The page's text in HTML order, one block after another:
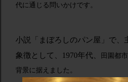
代に通じる問いかけです。
小説「まぼろしのパン屋」で、
象徴として、1970年代、
田園都
背景に据えました。